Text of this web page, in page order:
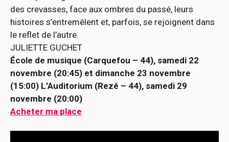
des crevasses, face aux ombres du passé, leurs
histoires s’entremêlent et, parfois, se rejoignent dans
le reflet de l’autre.
JULIETTE GUCHET
École de musique (Carquefou – 44), samedi 22
novembre (20:45) et dimanche 23 novembre
(15:00) L’Auditorium (Rezé – 44), samedi 29
novembre (20:00)
Acheter ma place